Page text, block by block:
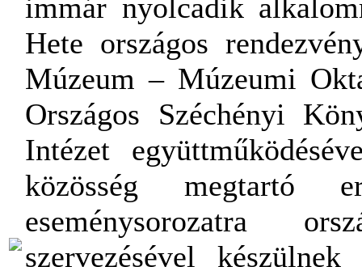
immár nyolcadik
Hete országos
Múzeum – Múzeumi
Országos Széchényi
Intézet
közösség megtartó
eseménysorozatra
szervezésével